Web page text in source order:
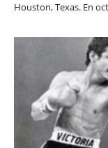
Houston, Texas. En